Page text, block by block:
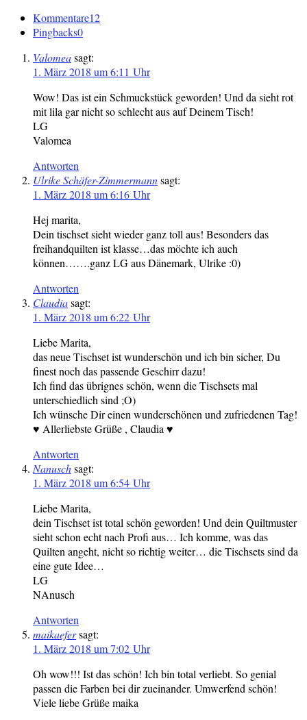
Kommentare12
Pingbacks0
Valomeasagt:
1. März 2018 um 6:11 Uhr
Wow! Das ist ein Schmuckstück geworden! Und da sieht rot
mit lila gar nicht so schlecht aus auf Deinem Tisch!
LG
Valomea
Antworten
Ulrike Schäfer-Zimmermannsagt:
1. März 2018 um 6:16 Uhr
Hej marita,
Dein tischset sieht wieder ganz toll aus! Besonders das
freihandquilten ist klasse…das möchte ich auch
können…….ganz LG aus Dänemark, Ulrike :0)
Antworten
Claudiasagt:
1. März 2018 um 6:22 Uhr
Liebe Marita,
das neue Tischset ist wunderschön und ich bin sicher, Du
finest noch das passende Geschirr dazu!
Ich find das übrignes schön, wenn die Tischsets mal
unterschiedlich sind ;O)
Ich wünsche Dir einen wunderschönen und zufriedenen Tag!
♥ Allerliebste Grüße , Claudia ♥
Antworten
Nanuschsagt:
1. März 2018 um 6:54 Uhr
Liebe Marita,
dein Tischset ist total schön geworden! Und dein Quiltmuster
sieht schon echt nach Profi aus… Ich komme, was das
Quilten angeht, nicht so richtig weiter… die Tischsets sind da
eine gute Idee…
LG
NAnusch
Antworten
maikaefersagt:
1. März 2018 um 7:02 Uhr
Oh wow!!! Ist das schön! Ich bin total verliebt. So genial
passen die Farben bei dir zueinander. Umwerfend schön!
Viele liebe Grüße maika